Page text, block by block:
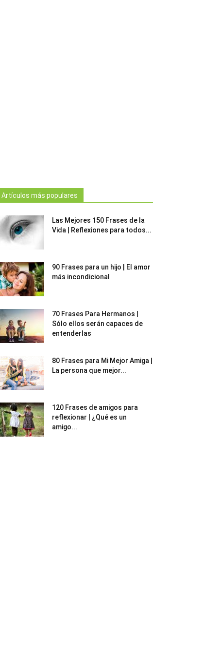
Artículos más populares
Las Mejores 150 Frases de la
Vida | Reflexiones para todos...
90 Frases para un hijo | El amor
más incondicional
70 Frases Para Hermanos |
Sólo ellos serán capaces de
entenderlas
80 Frases para Mi Mejor Amiga |
La persona que mejor...
120 Frases de amigos para
reflexionar | ¿Qué es un
amigo...